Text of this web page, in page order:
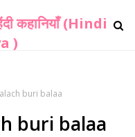
कहानियाँ (Hindi
)
buri balaa
buri balaa